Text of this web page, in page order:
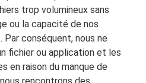
trop volumineux sans
ou la capacité de nos
conséquent, nous ne
fichier ou application et les
en raison du manque de